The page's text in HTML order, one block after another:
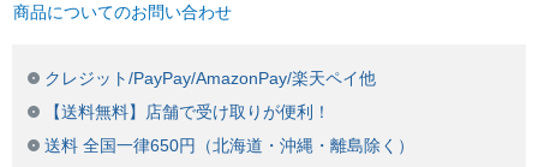
商品についてのお問い合わせ
クレジット/PayPay/AmazonPay/楽天ペイ他
【送料無料】店舗で受け取りが便利！
送料 全国一律650円（北海道・沖縄・離島除く）